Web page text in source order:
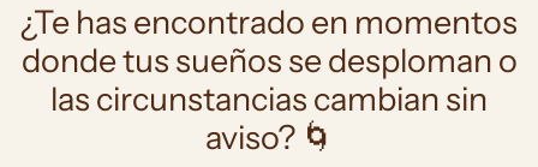
¿Te has encontrado en momentos
donde tus sueños se desploman o
las circunstancias cambian sin
aviso? 🌀